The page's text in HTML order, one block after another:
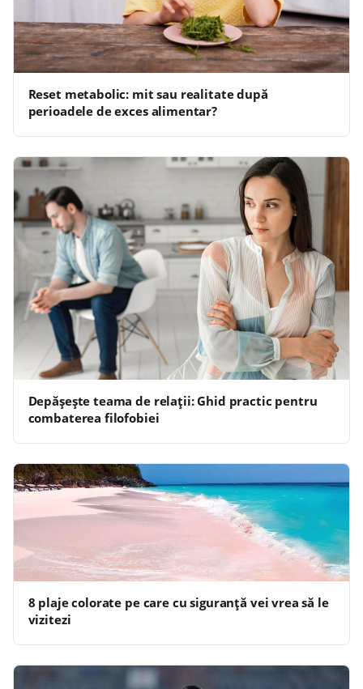
Reset metabolic: mit sau realitate după
perioadele de exces alimentar?
Depășește teama de relații: Ghid practic pentru
combaterea filofobiei
8 plaje colorate pe care cu siguranţă vei vrea să le
vizitezi